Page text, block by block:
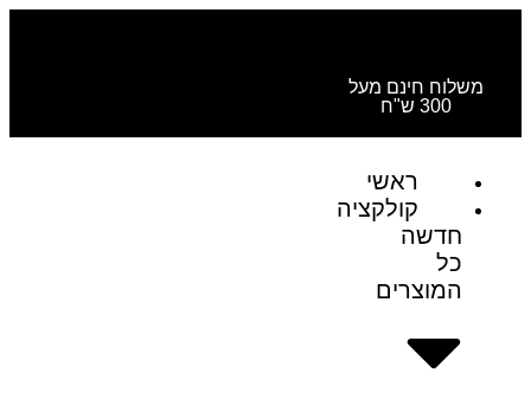
משלוח חינם מעל
300 ש"ח
לקבל משלוח חינם!
ראשי
קולקציה
חדשה
כל
המוצרים